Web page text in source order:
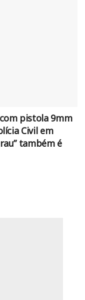
pistola 9mm
Civil em
também é